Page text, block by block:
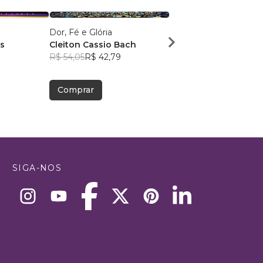
Dor, Fé e Glória
Cleiton Cassio Bach
R$ 54,05R$ 42,79
Comprar
Simone Lacerda
SIGA-NOS